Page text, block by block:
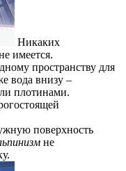
Никаких
имеется.
пространству для
вода внизу –
плотинами.
поверхность
не